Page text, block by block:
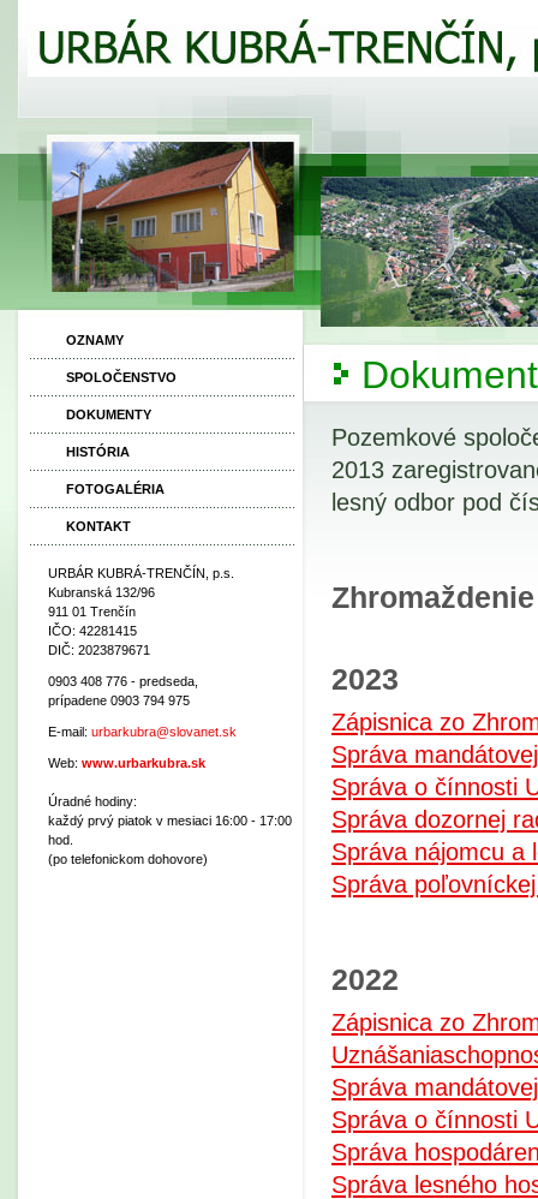
Pozemkové
2013
lesný odbor pod
Zhromaždenie
2023
Zápisnica zo
Správa
Správa o čínnosti
Správa dozornej
Správa nájomcu a
Správa
2022
Zápisnica zo
Správa
Správa o čínnosti
Správa
Správa lesného
OZNAMY
SPOLOČENSTVO
DOKUMENTY
HISTÓRIA
FOTOGALÉRIA
KONTAKT
URBÁR KUBRÁ-TRENČÍN, p.s.
Kubranská 132/96
911 01 Trenčín
IČO: 42281415
DIČ: 2023879671
0903 408 776 - predseda,
prípadene 0903 794 975
E-mail: urbarkubra@slovanet.sk
Web: www.urbarkubra.sk
Úradné hodiny:
každý prvý piatok v mesiaci 16:00 - 17:00
hod.
(po telefonickom dohovore)